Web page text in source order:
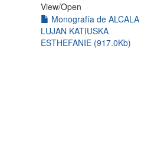
View/Open
Monografía de ALCALA
LUJAN KATIUSKA
ESTHEFANIE (917.0Kb)